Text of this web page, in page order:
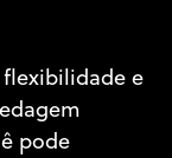
flexibilidade e
pode